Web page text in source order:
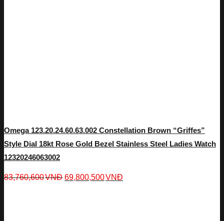
Omega 123.20.24.60.63.002 Constellation Brown “Griffes”
Style Dial 18kt Rose Gold Bezel Stainless Steel Ladies Watch
12320246063002
83,760,600VNĐ 69,800,500VNĐ